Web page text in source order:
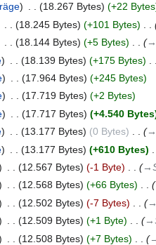
18.267 Bytes +22 Bytes
18.245 Bytes +101 Bytes
18.144 Bytes +5 Bytes
18.139 Bytes +175 Bytes
17.964 Bytes
+245 Bytes
17.719 Bytes
+2 Bytes
17.717 Bytes
+4.540 Bytes
13.177 Bytes 0 Bytes
13.177 Bytes +610 Bytes
12.567 Bytes -1 Byte
12.568 Bytes +66 Bytes
12.502 Bytes -7 Bytes
12.509 Bytes +1 Byte
12.508 Bytes +7 Bytes